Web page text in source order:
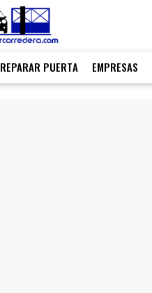
REPARAR PUERTA EMPRESAS